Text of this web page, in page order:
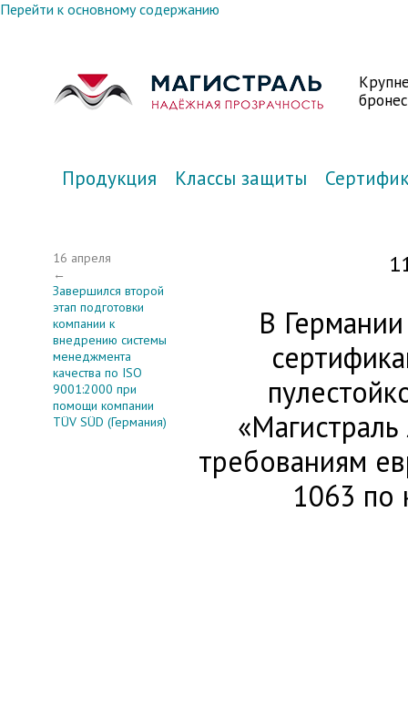
Перейти к основному содержанию
Продукция Классы защиты
16 апреля
←
Завершился второй
этап подготовки
компании к
внедрению системы
менеджмента
качества по ISO
9001:2000 при
помощи компании
TÜV SÜD (Германия)
В
требованиям
1063 по